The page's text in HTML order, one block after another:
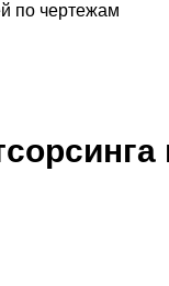
по чертежам